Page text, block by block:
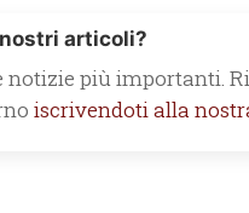
articoli?
notizie più importanti.
iscrivendoti alla